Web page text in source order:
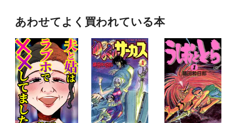
あわせてよく買われている本